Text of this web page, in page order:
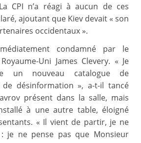
CPI n’a réagi à aucun de ces
ajoutant que Kiev devait « son
occidentaux ».
condamné par le
Uni James Clevery. « Je
un nouveau catalogue de
désinformation », a-t-il tancé
présent dans la salle, mais
à une autre table, éloigné
« Il vient de partir, je ne
je ne pense pas que Monsieur